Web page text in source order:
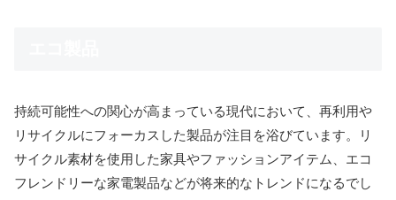
持続可能性への関心が高まっている現代において、再利用や
リサイクルにフォーカスした製品が注目を浴びています。リ
サイクル素材を使用した家具やファッションアイテム、エコ
フレンドリーな家電製品などが将来的なトレンドになるでし